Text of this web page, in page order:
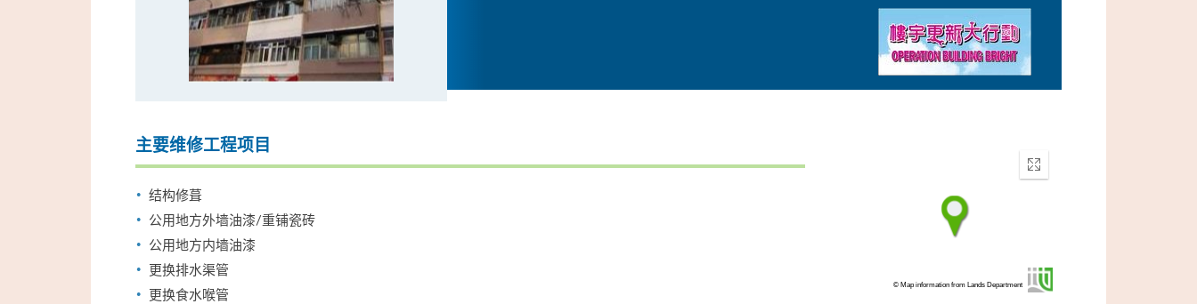
主要维修工程项目
结构修葺
公用地方外墙油漆/重铺瓷砖
公用地方内墙油漆
更换排水渠管
更换食水喉管
Enter
fullscreen
© Map information from Lands Department